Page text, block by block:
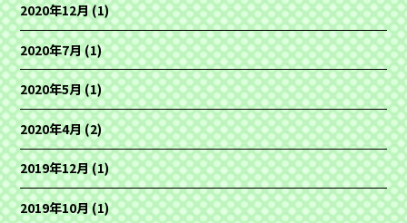
2020年12月(1)
2020年7月(1)
2020年5月(1)
2020年4月(2)
2019年12月(1)
2019年10月(1)